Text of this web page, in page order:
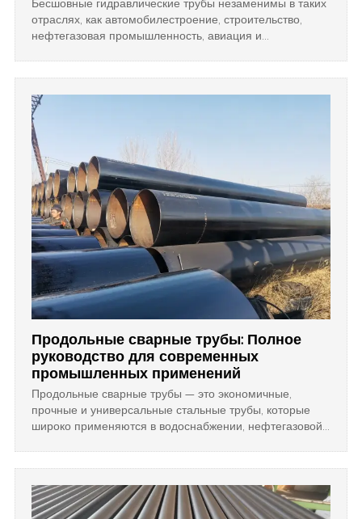
Бесшовные гидравлические трубы незаменимы в таких
отраслях, как автомобилестроение, строительство,
нефтегазовая промышленность, авиация и
Продольные сварные трубы: Полное
руководство для современных
промышленных применений
Продольные сварные трубы — это экономичные,
прочные и универсальные стальные трубы, которые
широко применяются в водоснабжении, нефтегазовой
современных промышленных и инфраструктурных
проектов.